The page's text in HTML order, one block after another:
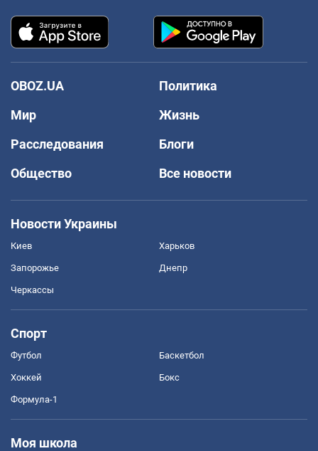
OBOZ.UA
Политика
Мир
Жизнь
Расследования
Блоги
Общество
Все новости
Новости Украины
Киев Харьков
Запорожье Днепр
Черкассы
Спорт
Футбол Баскетбол
Хоккей Бокс
Формула-1
Моя школа